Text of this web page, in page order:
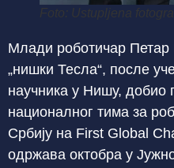
Foto: Ustupljena
Млади роботичар Петар
„нишки Тесла“, после
научника у Нишу, добио
националног тима за
Србију на First Global
одржава октобра у